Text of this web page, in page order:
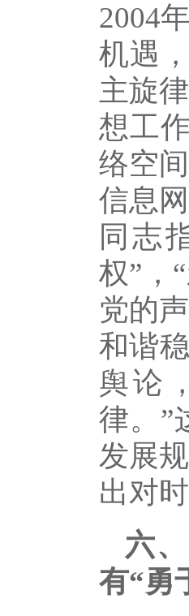
2004
机遇
主旋
想工
络空
信息
同志
权”，
党的
和谐
舆论
律。”
发展
出对
六
有“勇